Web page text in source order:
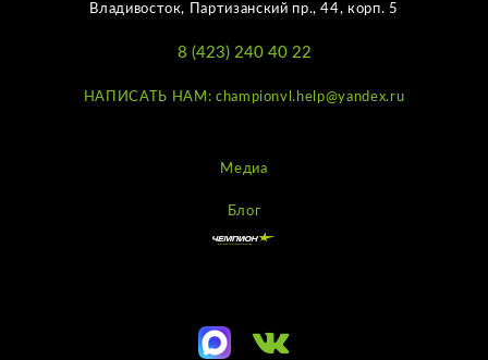
Владивосток, Партизанский пр., 44, корп. 5
8 (423) 240 40 22
НАПИСАТЬ НАМ: championvl.help@yandex.ru
Медиа
Блог